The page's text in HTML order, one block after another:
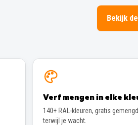
Bekijk
Verf mengen in elke
140+ RAL-kleuren, gratis
terwijl je wacht.